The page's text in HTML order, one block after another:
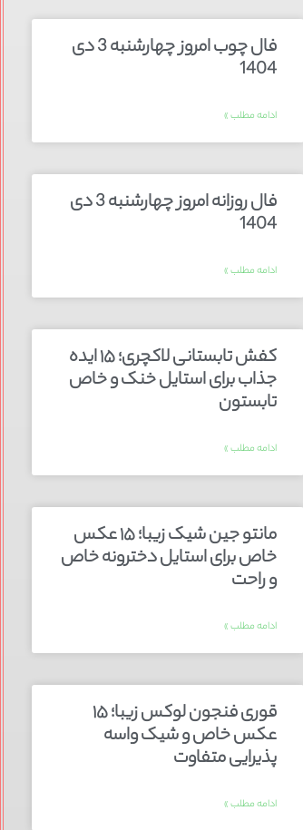
فال چوب امروز چهارشنبه 3 دی
1404
ادامه مطلب »
فال روزانه امروز چهارشنبه 3 دی
1404
ادامه مطلب »
کفش تابستانی لاکچری؛ ۱۵ ایده‌
جذاب برای استایل خنک و خاص
تابستون
ادامه مطلب »
مانتو جین شیک زیبا؛ ۱۵ عکس
خاص برای استایل دخترونه خاص
و راحت
ادامه مطلب »
قوری فنجون لوکس زیبا؛ ۱۵
عکس خاص و شیک واسه
پذیرایی متفاوت
ادامه مطلب »